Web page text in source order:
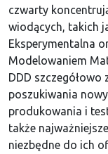
czwarty
wiodących, takich
Eksperymentalna
Modelowaniem
DDD szczegółowo
poszukiwania
produkowania i
także
niezbędne do ich